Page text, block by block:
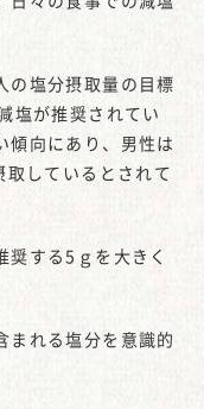
の塩分摂取量の目標
塩が推奨されてい
傾向にあり、男性は
しているとされて
奨する5ｇを大きく
まれる塩分を意識的